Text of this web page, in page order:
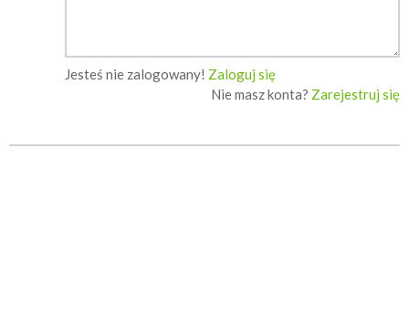
Jesteś nie zalogowany! Zaloguj się
Nie masz konta? Zarejestruj się